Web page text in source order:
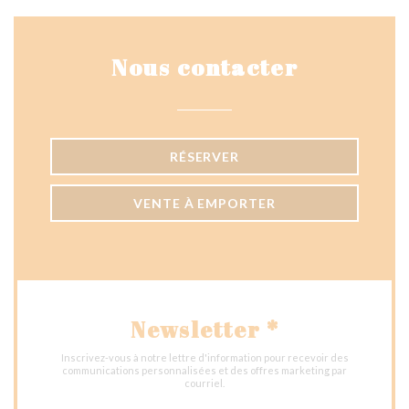
Nous contacter
RÉSERVER
VENTE À EMPORTER
Newsletter *
Inscrivez-vous à notre lettre d'information pour recevoir des
communications personnalisées et des offres marketing par
courriel.